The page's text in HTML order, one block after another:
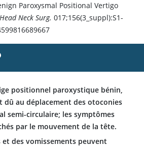
Paroxysmal Positional Vertigo
Neck Surg. 017;156(3_suppl):S1-
positionnel paroxystique bénin,
dû au déplacement des otoconies
semi-circulaire; les symptômes
par le mouvement de la tête.
et des vomissements peuvent